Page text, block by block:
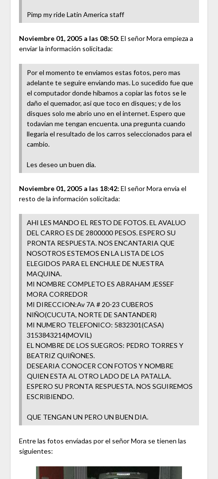
Pimp my ride Latin America staff
Noviembre 01, 2005 a las 08:50: El señor Mora empieza a
enviar la información solicitada:
Por el momento te enviamos estas fotos, pero mas
adelante te seguire enviando mas. Lo sucedido fue que
el computador donde hibamos a copiar las fotos se le
daño el quemador, asi que toco en disques; y de los
disques solo me abrio uno en el internet. Espero que
todavian me tengan encuenta. una pregunta cuando
llegaria el resultado de los carros seleccionados para el
cambio.
Les deseo un buen dia.
Noviembre 01, 2005 a las 18:42: El señor Mora envía el
resto de la información solicitada:
AHI LES MANDO EL RESTO DE FOTOS. EL AVALUO
DEL CARRO ES DE 2800000 PESOS. ESPERO SU
PRONTA RESPUESTA. NOS ENCANTARIA QUE
NOSOTROS ESTEMOS EN LA LISTA DE LOS
ELEGIDOS PARA EL ENCHULE DE NUESTRA
MAQUINA.
MI NOMBRE COMPLETO ES ABRAHAM JESSEF
MORA CORREDOR
MI DIRECCION:Av 7A # 20-23 CUBEROS
NIÑO(CUCUTA, NORTE DE SANTANDER)
MI NUMERO TELEFONICO: 5832301(CASA)
3153843214(MOVIL)
EL NOMBRE DE LOS SUEGROS: PEDRO TORRES Y
BEATRIZ QUIÑONES.
DESEARIA CONOCER CON FOTOS Y NOMBRE
QUIEN ESTA AL OTRO LADO DE LA PATALLA.
ESPERO SU PRONTA RESPUESTA. NOS SGUIREMOS
ESCRIBIENDO.
QUE TENGAN UN PERO UN BUEN DIA.
Entre las fotos envíadas por el señor Mora se tienen las
siguientes: